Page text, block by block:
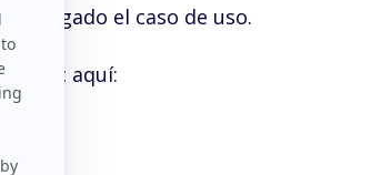
el caso de uso.
clic aquí:
uso